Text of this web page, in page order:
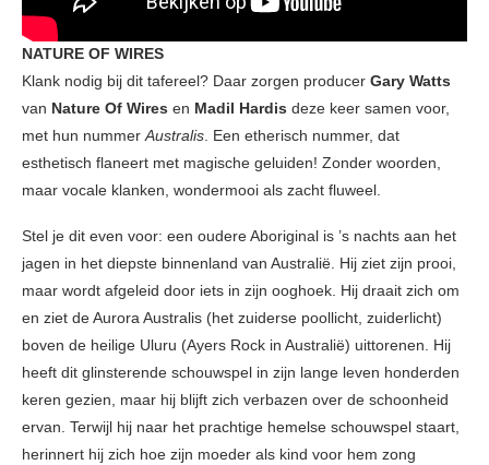
NATURE OF WIRES
Klank nodig bij dit tafereel? Daar zorgen producer Gary Watts
van Nature Of Wires en Madil Hardis deze keer samen voor,
met hun nummerAustralis. Een etherisch nummer, dat
esthetisch flaneert met magische geluiden! Zonder woorden,
maar vocale klanken, wondermooi als zacht fluweel.
Stel je dit even voor: een oudere Aboriginal is ’s nachts aan het
jagen in het diepste binnenland van Australië. Hij ziet zijn prooi,
maar wordt afgeleid door iets in zijn ooghoek. Hij draait zich om
en ziet de Aurora Australis (het zuiderse poollicht, zuiderlicht)
boven de heilige Uluru (Ayers Rock in Australië) uittorenen. Hij
heeft dit glinsterende schouwspel in zijn lange leven honderden
keren gezien, maar hij blijft zich verbazen over de schoonheid
ervan. Terwijl hij naar het prachtige hemelse schouwspel staart,
herinnert hij zich hoe zijn moeder als kind voor hem zong